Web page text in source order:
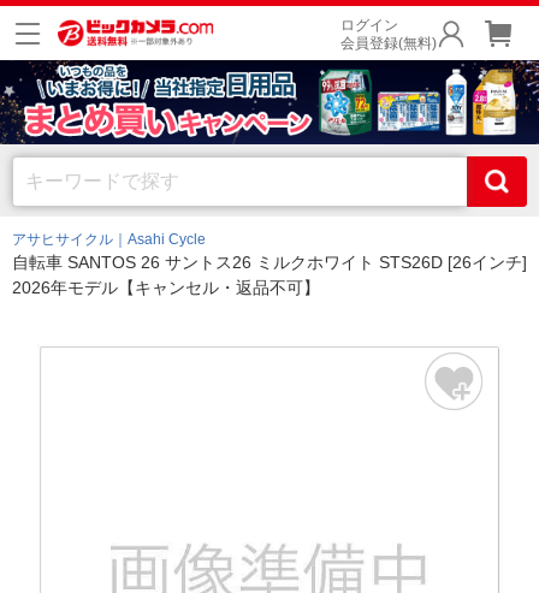
ログイン
会員登録(無料)
アサヒサイクル｜Asahi Cycle
自転車 SANTOS 26 サントス26 ミルクホワイト STS26D [26インチ]
2026年モデル【キャンセル・返品不可】